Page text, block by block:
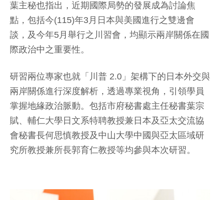
葉主秘也指出，近期國際局勢的發展成為討論焦
點，包括今(115)年3月日本與美國進行之雙邊會
談，及今年5月舉行之川習會，均顯示兩岸關係在國
際政治中之重要性。
研習兩位專家也就「川普 2.0」架構下的日本外交與
兩岸關係進行深度解析，透過專業視角，引領學員
掌握地緣政治脈動。包括市府秘書處主任秘書葉宗
賦、輔仁大學日文系特聘教授兼日本及亞太交流協
會秘書長何思慎教授及中山大學中國與亞太區域研
究所教授兼所長郭育仁教授等均參與本次研習。